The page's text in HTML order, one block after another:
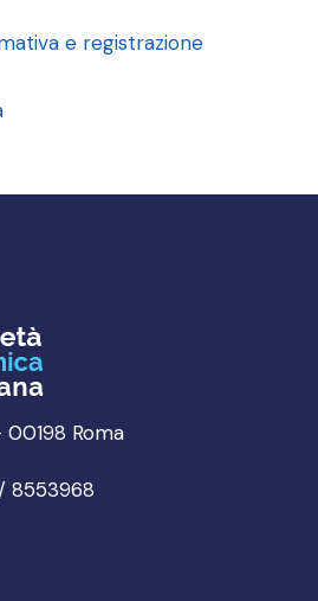
e registrazione
Roma
8553968